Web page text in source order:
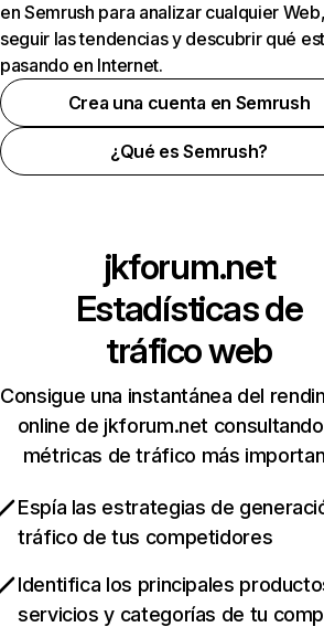
en Semrush para analizar cualquier
seguir las tendencias y descubrir qué
pasando en Internet.
Crea una cuenta en Semrush
¿Qué es Semrush?
jkforum.net
Estadísticas de
tráfico web
Consigue una instantánea del
online de jkforum.net
métricas de tráfico más
Espía las estrategias de
tráfico de tus competidores
Identifica los principales
servicios y categorías de tu